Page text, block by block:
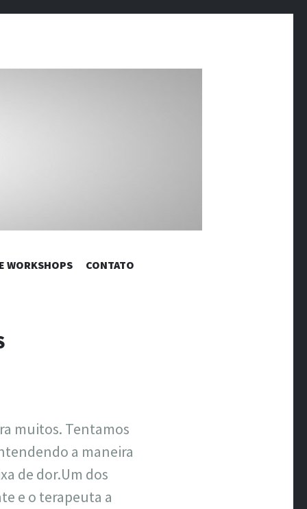
|
WORKSHOPS CONTATO
muitos. Tentamos
a maneira
de dor.Um dos
e o terapeuta a